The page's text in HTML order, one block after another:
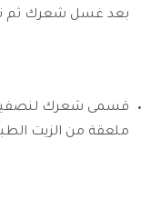
بعد غسل شعرك ثم
قسمى شعرك
ملعقة من الزيت